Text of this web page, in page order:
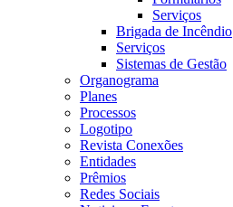
Serviços
Brigada de Incêndio
Serviços
Sistemas de Gestão
Organograma
Planes
Processos
Logotipo
Revista Conexões
Entidades
Prêmios
Redes Sociais